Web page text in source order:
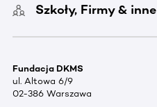
Szkoły, Firmy & inne
Fundacja DKMS
ul. Altowa 6/9
02-386 Warszawa